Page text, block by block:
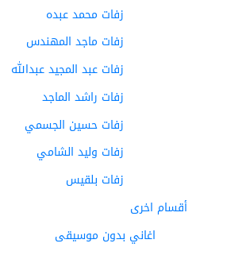
زفات محمد عبده
زفات ماجد المهندس
زفات عبد المجيد عبدالله
زفات راشد الماجد
زفات حسين الجسمي
زفات وليد الشامي
زفات بلقيس
أقسام اخرى
اغاني بدون موسيقى